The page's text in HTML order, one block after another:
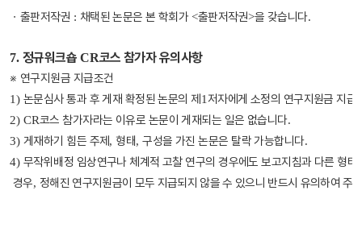
ㆍ 출판저작권 : 채택된 논문은 본 학회가 <출판저작권>을 갖습니다.
7. 정규워크숍 CR코스 참가자 유의사항
※ 연구지원금 지급조건
1) 논문심사 통과 후 게재 확정된 논문의 제1저자에게 소정의 연구지원금 지급
2) CR코스 참가자라는 이유로 논문이 게재되는 일은 없습니다.
3) 게재하기 힘든 주제, 형태,구성을 가진 논문은 탈락 가능합니다.
4) 무작위배정 임상연구나 체계적 고찰 연구의 경우에도 보고지침과 다른 형태
경우, 정해진 연구지원금이 모두 지급되지 않을 수 있으니 반드시 유의하여 주